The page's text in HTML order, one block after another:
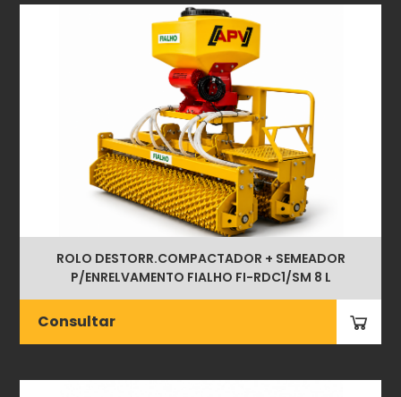
ROLO DESTORR.COMPACTADOR + SEMEADOR
P/ENRELVAMENTO FIALHO FI-RDC1/SM 8 L
Consultar